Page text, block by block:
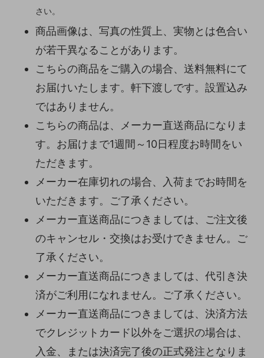
さい。
商品画像は、写真の性質上、実物とは色合い
が若干異なることがあります。
こちらの商品をご購入の場合、送料無料にて
お届けいたします。軒下渡しです。設置込み
ではありません。
こちらの商品は、メーカー直送商品になりま
す。お届けまで1週間～10日程度お時間をい
ただきます。
メーカー在庫切れの場合、入荷までお時間を
いただきます。ご了承ください。
メーカー直送商品につきましては、ご注文後
のキャンセル・交換はお受けできません。ご
了承ください。
メーカー直送商品につきましては、代引き決
済がご利用になれません。ご了承ください。
メーカー直送商品につきましては、決済方法
でクレジットカード以外をご選択の場合は、
入金、または決済完了後の正式発注となりま